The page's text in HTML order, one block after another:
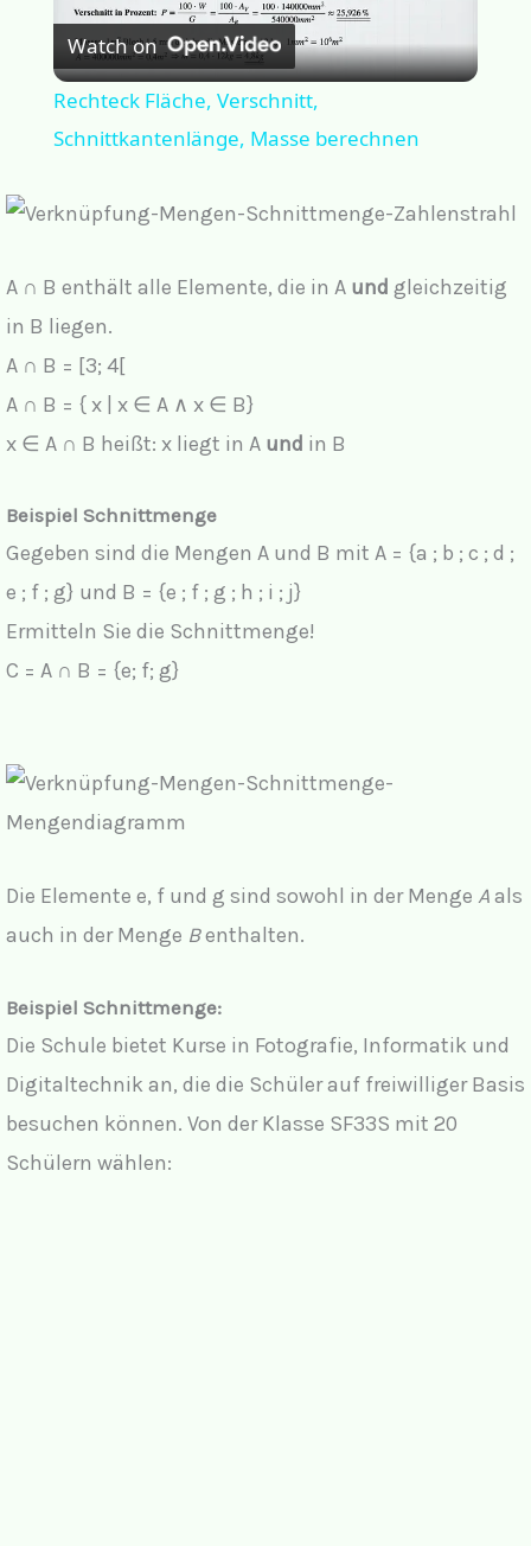
l
a
y
V
o
Watch on
Rechteck Fläche, Verschnitt,
Schnittkantenlänge, Masse berechnen
A ∩ B enthält alle Elemente, die in A und gleichzeitig
in B liegen.
A ∩ B = [3; 4[
A ∩ B = { x | x ∈ A ∧ x ∈ B}
x ∈ A ∩ B heißt: x liegt in A und in B
Beispiel Schnittmenge
Gegeben sind die Mengen A und B mit A = {a ; b ; c ; d ;
e ; f ; g} und B = {e ; f ; g ; h ; i ; j}
Ermitteln Sie die Schnittmenge!
C = A ∩ B = {e; f; g}
Die Elemente e, f und g sind sowohl in der Menge Aals
auch in der Menge Benthalten.
Beispiel Schnittmenge:
Die Schule bietet Kurse in Fotografie, Informatik und
Digitaltechnik an, die die Schüler auf freiwilliger Basis
besuchen können. Von der Klasse SF33S mit 20
Schülern wählen: